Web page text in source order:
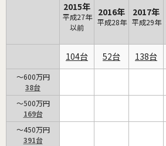
2015年
平成27年
以前
2016年
平成28年
2017年
平成29年
104 52 138
～600万円
38
～500万円
169
～450万円
391